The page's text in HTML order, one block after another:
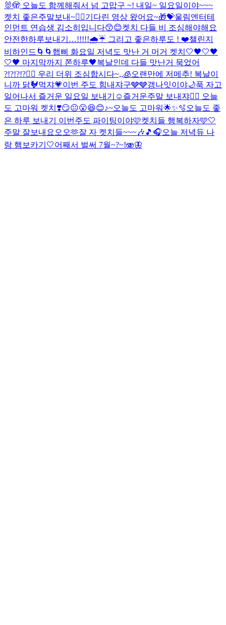
🐰🫣 오늘도 함께해줘서 넘 고맙구 ~! 내일~ 일요일이야~~~
켓치 좋은주말보내~❤️‍🔥기다린 영상 왔어요~🎁💝울림엔터테
인먼트 연습생 김소히입니다😙😊켓치 다들 비 조심해야해요
안전한하루보내기…!!!!!🌧️☔️ 그리고 좋은하루도 ! ❤️챌린지
비하인드🌀🌀 햅삐 화요일 저녁도 맛난 거 머거 켓치🤍🖤🤍🖤
🤍🖤 마지막까지 쫀하루🖤복날인데 다들 맛난거 묵었어
?!?!?!?❤️‍🔥 우리 더위 조심합시다~,,🧊오랜만에 저메추! 복날이
니까 닭🐓먹쟈💗이번 주도 힘내쟈구🩶🩶갱나잇이야🌙푹 자고
일어나서 즐거운 일요일 보내기☺️ 즐거운주말 보내쟈❤️‍🔥 오늘
도 고마워 켓치❣️😏😐😮😆😊♪~오늘도 고마워🌟✨🫧 오늘도 좋
은 하루 보내기 이번주도 파이팅이야🩷켓치들 행복하자🩵🤍
주말 잘보내요오오🫶잘 자 켓치들~~~🎶🎵🎧오늘 저녁듀 나
랑 햄보카기🤍어째서 벌써 7월~?~!🫨🦋